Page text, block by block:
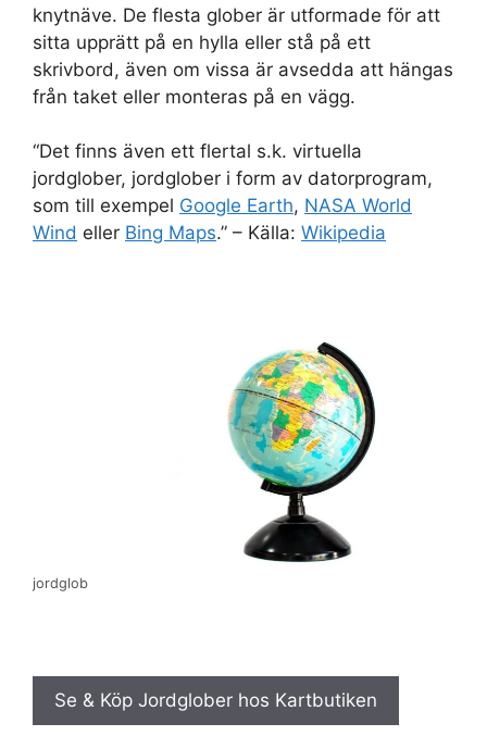
knytnäve. De flesta glober är utformade för att
sitta upprätt på en hylla eller stå på ett
skrivbord, även om vissa är avsedda att hängas
från taket eller monteras på en vägg.
“Det finns även ett flertal s.k. virtuella
jordglober, jordglober i form av datorprogram,
som till exempel Google Earth, NASA World
Wind eller Bing Maps.” – Källa: Wikipedia
jordglob
Se & Köp Jordglober hos Kartbutiken